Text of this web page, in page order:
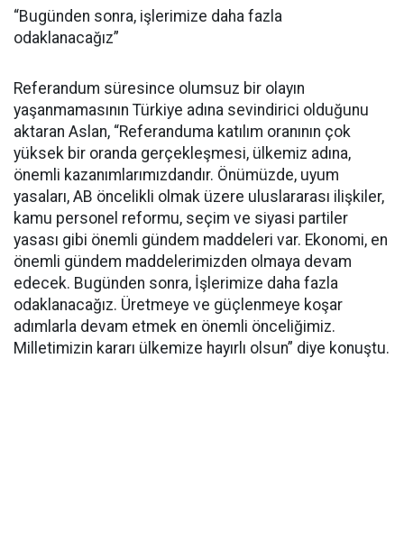
“Bugünden sonra, işlerimize daha fazla
odaklanacağız”
Referandum süresince olumsuz bir olayın
yaşanmamasının Türkiye adına sevindirici olduğunu
aktaran Aslan, “Referanduma katılım oranının çok
yüksek bir oranda gerçekleşmesi, ülkemiz adına,
önemli kazanımlarımızdandır. Önümüzde, uyum
yasaları, AB öncelikli olmak üzere uluslararası ilişkiler,
kamu personel reformu, seçim ve siyasi partiler
yasası gibi önemli gündem maddeleri var. Ekonomi, en
önemli gündem maddelerimizden olmaya devam
edecek. Bugünden sonra, İşlerimize daha fazla
odaklanacağız. Üretmeye ve güçlenmeye koşar
adımlarla devam etmek en önemli önceliğimiz.
Milletimizin kararı ülkemize hayırlı olsun” diye konuştu.